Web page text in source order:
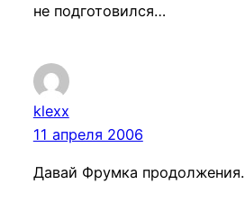
не подготовился…
klexx
11 апреля 2006
Давай Фрумка продолжения.